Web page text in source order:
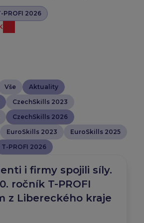
PROFI 2026
Vše
Aktuality
CzechSkills 2023
CzechSkills 2026
EuroSkills 2023
EuroSkills 2025
T-PROFI 2026
i firmy spojili síly.
ročník T-PROFI
z Libereckého kraje